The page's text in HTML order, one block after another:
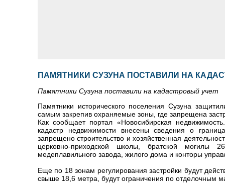
ПАМЯТНИКИ СУЗУНА ПОСТАВИЛИ НА
Памятники Сузуна поставили на кадастровый учет
Памятники исторического поселения Сузуна
самым закрепив охраняемые зоны, где запрещена
Как сообщает портал «Новосибирская
кадастр недвижимости внесены сведения о
запрещено строительство и хозяйственная
церковно-приходской школы, братской могилы
медеплавильного завода, жилого дома и конторы
Еще по 18 зонам регулирования застройки будут
свыше 18,6 метра, будут ограничения по отделочным